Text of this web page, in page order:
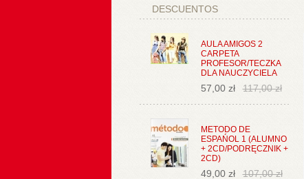
DESCUENTOS
AULA AMIGOS 2
CARPETA
PROFESOR/TECZKA
DLA NAUCZYCIELA
57,00 zł 117,00 zł
METODO DE
ESPAŃOL 1 (ALUMNO
+ 2CD/PODRĘCZNIK +
2CD)
49,00 zł 107,00 zł